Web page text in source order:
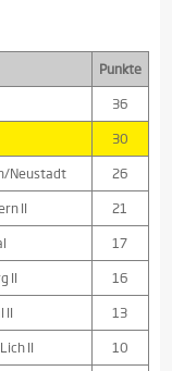
Punkte
36
30
Neustadt
26
II
21
17
II
16
II
13
II
10